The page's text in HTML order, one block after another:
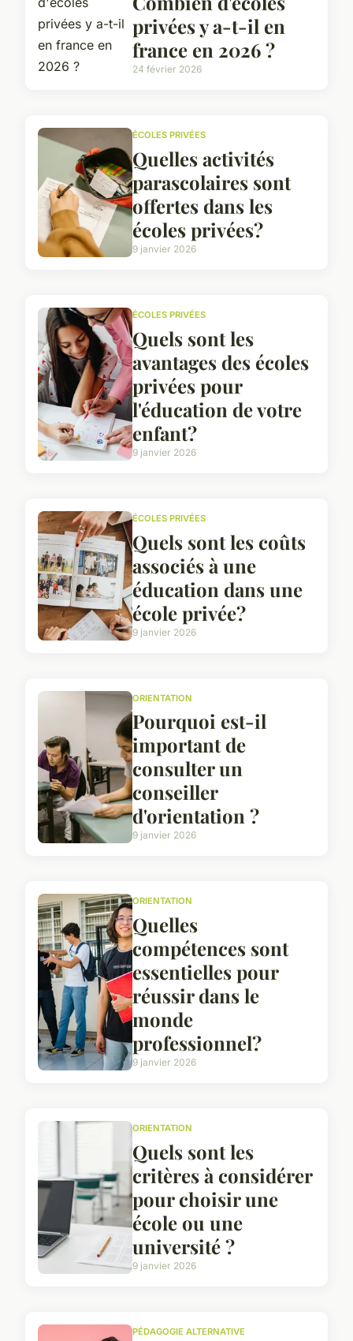
privées y a-t-il en
france en 2026 ?
24 février 2026
ÉCOLES PRIVÉES
Quelles activités
parascolaires sont
offertes dans les
écoles privées?
9 janvier 2026
ÉCOLES PRIVÉES
Quels sont les
avantages des écoles
privées pour
l'éducation de votre
enfant?
9 janvier 2026
ÉCOLES PRIVÉES
Quels sont les coûts
associés à une
éducation dans une
école privée?
9 janvier 2026
ORIENTATION
Pourquoi est-il
important de
consulter un
conseiller
d'orientation ?
9 janvier 2026
ORIENTATION
Quelles
compétences sont
essentielles pour
réussir dans le
monde
professionnel?
9 janvier 2026
ORIENTATION
Quels sont les
critères à considérer
pour choisir une
école ou une
université ?
9 janvier 2026
PÉDAGOGIE ALTERNATIVE